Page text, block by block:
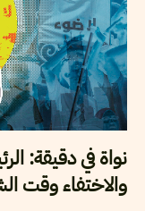
نواة في دقيقة:
والاختفاء وقت